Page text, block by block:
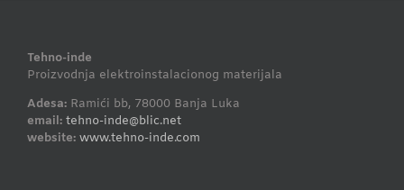
Tehno-inde
Proizvodnja elektroinstalacionog materijala
Adesa: Ramići bb, 78000 Banja Luka
email: tehno-inde@blic.net
website: www.tehno-inde.com